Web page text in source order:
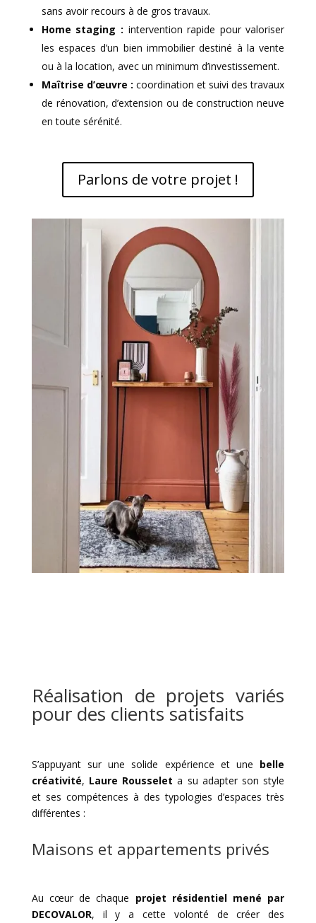
sans avoir recours à de gros travaux.
Home staging : intervention rapide pour valoriser
les espaces d’un bien immobilier destiné à la vente
ou à la location, avec un minimum d’investissement.
Maîtrise d’œuvre : coordination et suivi des travaux
de rénovation, d’extension ou de construction neuve
en toute sérénité.
Parlons de votre projet !
Réalisation de projets variés
pour des clients satisfaits
S’appuyant sur une solide expérience et une belle
créativité, Laure Rousselet a su adapter son style
et ses compétences à des typologies d’espaces très
différentes :
Maisons et appartements privés
Au cœur de chaque projet résidentiel mené par
DECOVALOR, il y a cette volonté de créer des